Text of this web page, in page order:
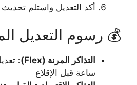
أكد التعديل واستلم
💰 رسوم التعديل
التذاكر المرنة (Flex):
ساعة قبل الإقلاع